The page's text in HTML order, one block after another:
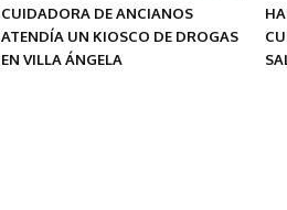
CUIDADORA DE ANCIANOS
ATENDÍA UN KIOSCO DE DROGAS
EN VILLA ÁNGELA